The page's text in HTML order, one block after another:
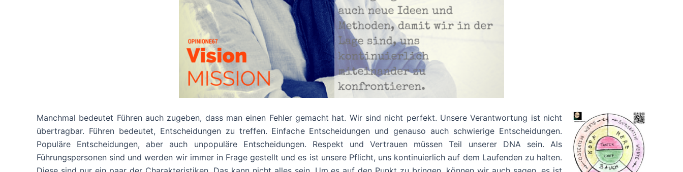
Manchmal bedeutet Führen auch zugeben, dass man einen Fehler gemacht hat. Wir sind nicht perfekt. Unsere Verantwortung ist nicht
übertragbar. Führen bedeutet, Entscheidungen zu treffen. Einfache Entscheidungen und genauso auch schwierige Entscheidungen.
Populäre Entscheidungen, aber auch unpopuläre Entscheidungen. Respekt und Vertrauen müssen Teil unserer DNA sein. Als
Führungspersonen sind und werden wir immer in Frage gestellt und es ist unsere Pflicht, uns kontinuierlich auf dem Laufenden zu halten.